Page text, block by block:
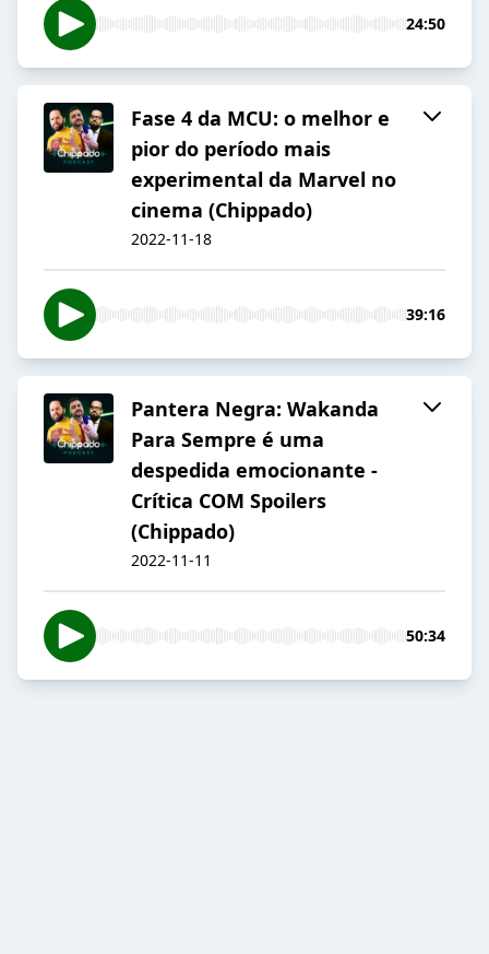
24:50
Fase 4 da MCU: o melhor e
pior do período mais
experimental da Marvel no
cinema (Chippado)
2022-11-18
39:16
Pantera Negra: Wakanda
Para Sempre é uma
despedida emocionante -
Crítica COM Spoilers
(Chippado)
2022-11-11
50:34